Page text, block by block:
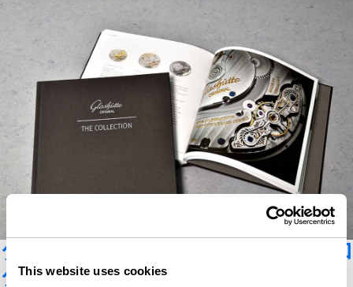
This website uses cookies
グラスヒュッテ・オリジナルカタロ
グ